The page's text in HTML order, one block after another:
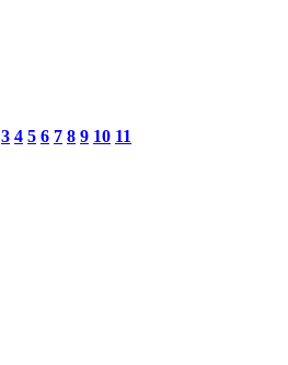
3 4 5 6 7 8 9 10 11